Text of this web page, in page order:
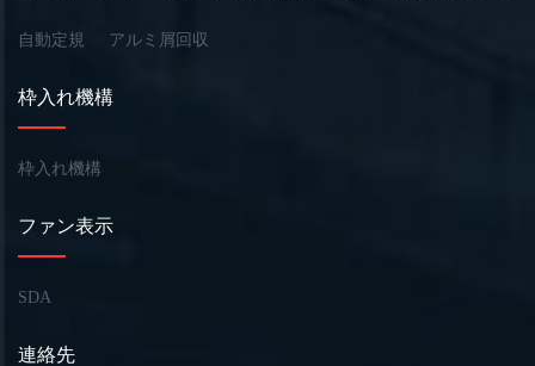
自動定規 アルミ屑回収
枠入れ機構
枠入れ機構
ファン表示
SDA
連絡先